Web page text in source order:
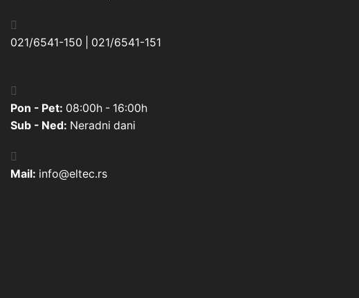
021/6541-150 | 021/6541-151
Pon - Pet: 08:00h - 16:00h
Sub - Ned: Neradni dani
Mail: info@eltec.rs